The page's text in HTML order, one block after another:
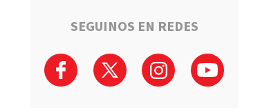
SEGUINOS EN REDES